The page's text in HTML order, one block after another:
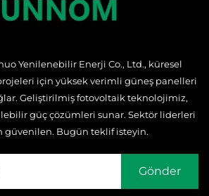
Yenilenebilir Enerji Co., Ltd., küresel
için yüksek verimli güneş panelleri
Geliştirilmiş fotovoltaik teknolojimiz,
güç çözümleri sunar. Sektör liderleri
güvenilen. Bugün teklif isteyin.